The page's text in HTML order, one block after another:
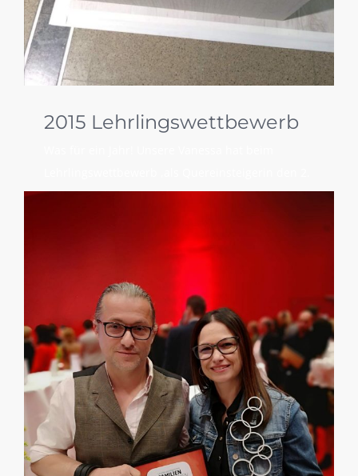
2015 Lehrlingswettbewerb
Platz erreicht. Die Lehrlinge durften fünf
Gefragt waren dabei nicht nur